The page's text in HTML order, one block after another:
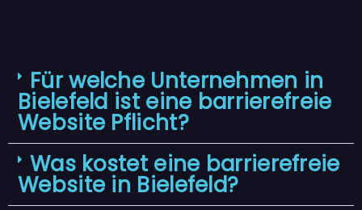
Für welche Unternehmen in
Bielefeld ist eine barrierefreie
Website Pflicht?
Was kostet eine barrierefreie
Website in Bielefeld?